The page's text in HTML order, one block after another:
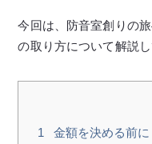
今回は、防音室創りの
の取り方について解説し
1
金額を決める前に